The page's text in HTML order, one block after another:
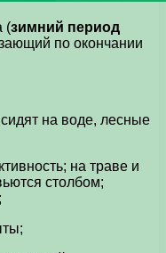
(зимний период
по окончании
на воде, лесные
на траве и
столбом;